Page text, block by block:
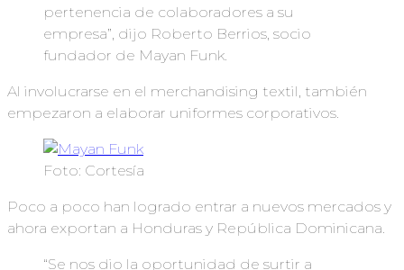
pertenencia de colaboradores a su
empresa”, dijo Roberto Berrios, socio
fundador de Mayan Funk.
Al involucrarse en el merchandising textil, también
empezaron a elaborar uniformes corporativos.
Foto: Cortesía
Poco a poco han logrado entrar a nuevos mercados y
ahora exportan a Honduras y República Dominicana.
“Se nos dio la oportunidad de surtir a